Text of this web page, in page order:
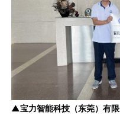
▲宝力智能科技（东莞）有